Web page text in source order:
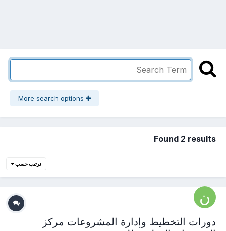
Found 2 results
ترتيب حسب
دورات التخطيط وإدارة المشروعات مركز